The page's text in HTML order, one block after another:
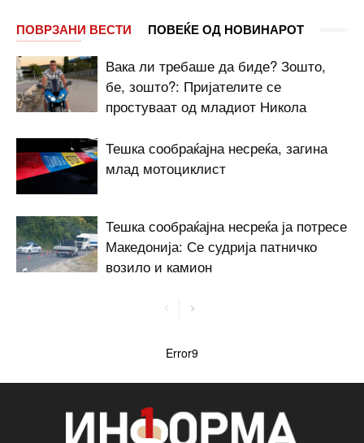
ПОВРЗАНИ ВЕСТИ ПОВЕЌЕ ОД НОВИНАРОТ
Вака ли требаше да биде? Зошто,
бе, зошто?: Пријателите се
простуваат од младиот Никола
Тешка сообраќајна несреќа, загина
млад мотоциклист
Тешка сообраќајна несреќа ја потресе
Македонија: Се судрија патничко
возило и камион
Error9